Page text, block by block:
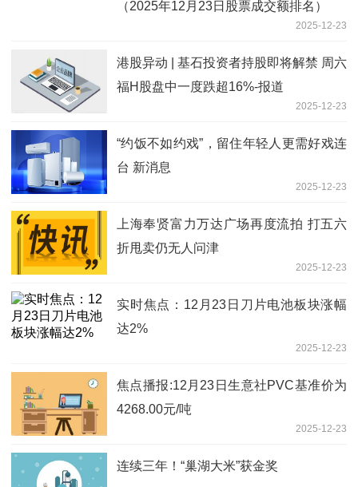
（2025年12月23日股票成交额排名）
2025-12-23
港股异动 | 基石投资者持股即将解禁 周六
福H股盘中一度跌超16%-报道
2025-12-23
“约饭不如约戏”，留住年轻人更需好戏连
台 新消息
2025-12-23
上海奉贤富力万达广场再度流拍 打五六
折甩卖仍无人问津
2025-12-23
实时焦点：12月23日刀片电池板块涨幅
达2%
2025-12-23
焦点播报:12月23日生意社PVC基准价为
4268.00元/吨
2025-12-23
连续三年！“巢湖大米”获金奖